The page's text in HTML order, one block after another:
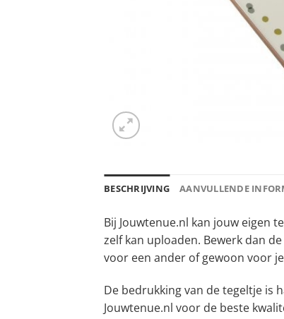
BESCHRIJVING AANVULLENDE
Bij Jouwtenue.nl kan jouw eigen
zelf kan uploaden. Bewerk dan
voor een ander of gewoon voor
De bedrukking van de tegeltje is
Jouwtenue.nl voor de beste